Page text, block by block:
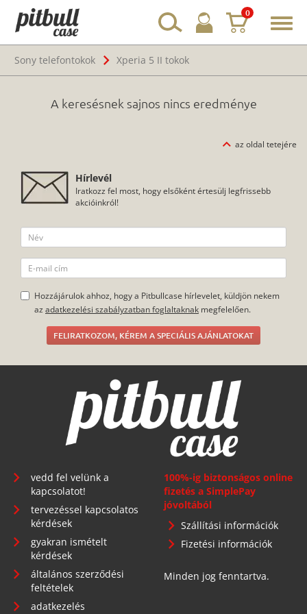
0
Sony telefontokok
Xperia 5 II tokok
A keresésnek sajnos nincs eredménye
az oldal tetejére
Hírlevél
Iratkozz fel most, hogy elsőként értesülj legfrissebb
akcióinkról!
Hozzájárulok ahhoz, hogy a Pitbullcase hírlevelet, küldjön nekem
az adatkezelési szabályzatban foglaltaknak megfelelően.
FELIRATKOZOM, KÉREM A SPECIÁLIS AJÁNLATOKAT
vedd fel velünk a
kapcsolatot!
tervezéssel kapcsolatos
kérdések
gyakran ismételt
kérdések
általános szerződési
feltételek
adatkezelés
100%-ig biztonságos online
fizetés a SimplePay
jóvoltából
Szállítási információk
Fizetési információk
Minden jog fenntartva.